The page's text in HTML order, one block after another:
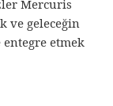
Mercuris
ve geleceğin
etmek